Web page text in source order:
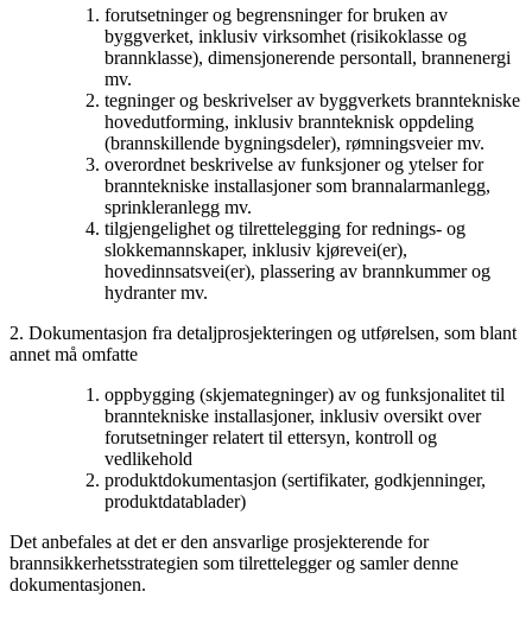
forutsetninger og begrensninger for bruken av
byggverket, inklusiv virksomhet (risikoklasse og
brannklasse), dimensjonerende persontall, brannenergi
mv.
tegninger og beskrivelser av byggverkets branntekniske
hovedutforming, inklusiv brannteknisk oppdeling
(brannskillende bygningsdeler), rømningsveier mv.
overordnet beskrivelse av funksjoner og ytelser for
branntekniske installasjoner som brannalarmanlegg,
sprinkleranlegg mv.
tilgjengelighet og tilrettelegging for rednings- og
slokkemannskaper, inklusiv kjørevei(er),
hovedinnsatsvei(er), plassering av brannkummer og
hydranter mv.
2. Dokumentasjon fra detaljprosjekteringen og utførelsen, som blant
annet må omfatte
oppbygging (skjemategninger) av og funksjonalitet til
branntekniske installasjoner, inklusiv oversikt over
forutsetninger relatert til ettersyn, kontroll og
vedlikehold
produktdokumentasjon (sertifikater, godkjenninger,
produktdatablader)
Det anbefales at det er den ansvarlige prosjekterende for
brannsikkerhetsstrategien som tilrettelegger og samler denne
dokumentasjonen.